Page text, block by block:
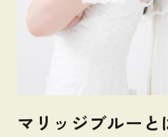
マリッジブルーと